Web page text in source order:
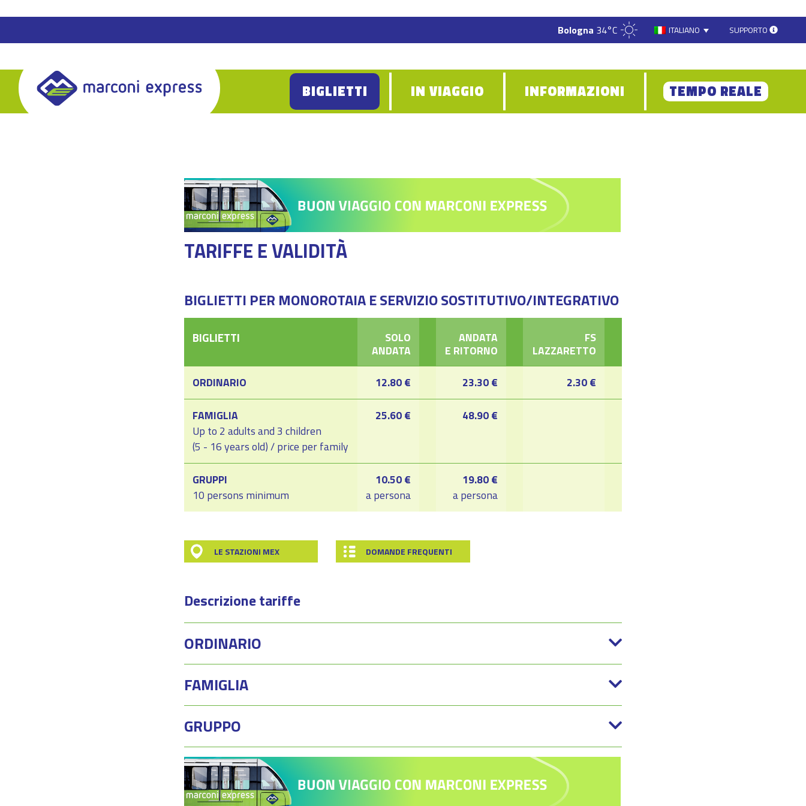
Bologna 34°C ITALIANO SUPPORTO
BIGLIETTI IN VIAGGIO INFORMAZIONI TEMPO REALE
TARIFFE E VALIDITÀ
BIGLIETTI PER MONOROTAIA E SERVIZIO SOSTITUTIVO/INTEGRATIVO
BIGLIETTI
SOLO
ANDATA
ANDATA
E RITORNO
FS
LAZZARETTO
ORDINARIO
12.80 € 23.30 € 2.30 €
FAMIGLIA
Up to 2 adults and 3 children
(5 - 16 years old) / price per family
25.60 € 48.90 €
GRUPPI
10 persons minimum
10.50 €
a persona
19.80 €
a persona
LE STAZIONI MEX DOMANDE FREQUENTI
Descrizione tariffe
ORDINARIO
FAMIGLIA
GRUPPO